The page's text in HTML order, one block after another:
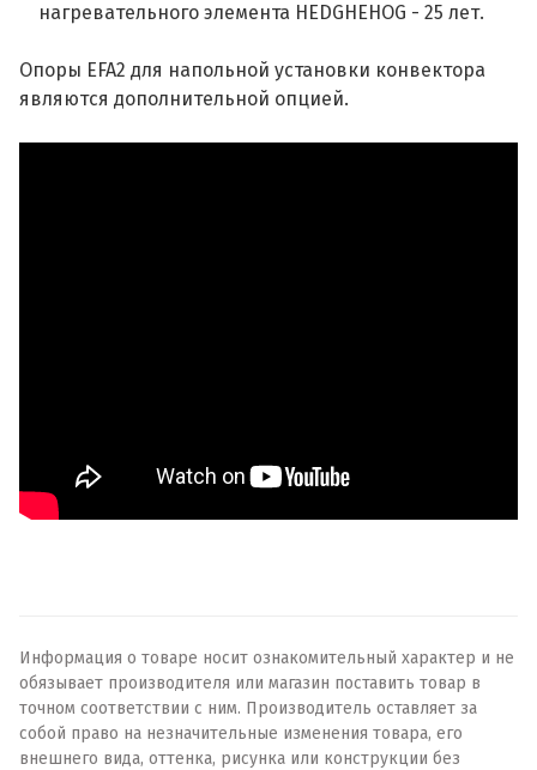
нагревательного элемента HEDGHEHOG - 25 лет.
Опоры EFA2 для напольной установки конвектора
являются дополнительной опцией.
Информация о товаре носит ознакомительный характер и не
обязывает производителя или магазин поставить товар в
точном соответствии с ним. Производитель оставляет за
собой право на незначительные изменения товара, его
внешнего вида, оттенка, рисунка или конструкции без